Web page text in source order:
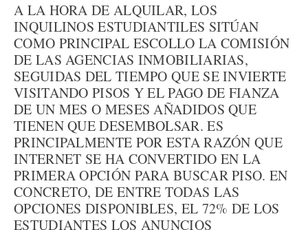
A LA HORA DE ALQUILAR, LOS
INQUILINOS ESTUDIANTILES SITÚAN
COMO PRINCIPAL ESCOLLO LA COMISIÓN
DE LAS AGENCIAS INMOBILIARIAS,
SEGUIDAS DEL TIEMPO QUE SE INVIERTE
VISITANDO PISOS Y EL PAGO DE FIANZA
DE UN MES O MESES AÑADIDOS QUE
TIENEN QUE DESEMBOLSAR. ES
PRINCIPALMENTE POR ESTA RAZÓN QUE
INTERNET SE HA CONVERTIDO EN LA
PRIMERA OPCIÓN PARA BUSCAR PISO. EN
CONCRETO, DE ENTRE TODAS LAS
OPCIONES DISPONIBLES, EL 72% DE LOS
ESTUDIANTES LOS ANUNCIOS